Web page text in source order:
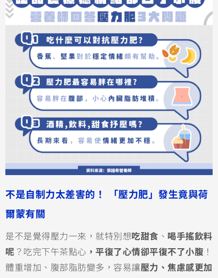
不是自制力太差害的！ 「壓力肥」發生竟與荷
爾蒙有關
是不是覺得壓力一來，就特別想吃甜食 、 喝手搖飲料
呢 ？吃完下午茶點心 ，平復了心情卻平復不了小腹 ！
體重增加、腹部脂肪變多，容易讓壓力、焦慮感更加